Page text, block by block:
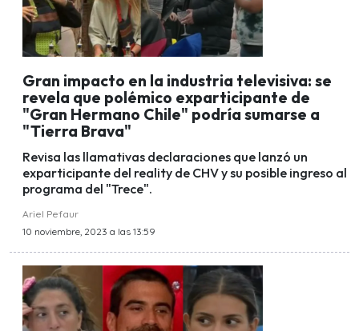
Gran impacto en la industria televisiva: se
revela que polémico exparticipante de
"Gran Hermano Chile" podría sumarse a
"Tierra Brava"
Revisa las llamativas declaraciones que lanzó un
exparticipante del reality de CHV y su posible ingreso al
programa del "Trece".
Ariel Pefaur
10 noviembre, 2023 a las 13:59